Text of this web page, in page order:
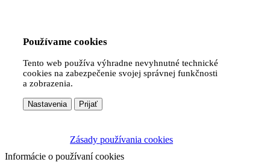
Používame cookies
Tento web používa výhradne nevyhnutné technické
cookies na zabezpečenie svojej správnej funkčnosti
a zobrazenia.
Nastavenia Prijať
Zásady používania cookies
Informácie o používaní cookies